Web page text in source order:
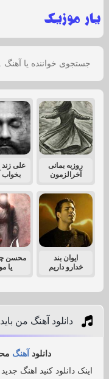
روزبه بمانی
آخرالزمون
علی زند
بخواب
ایوان بند
خدارو داریم
محسن
یا
دانلود آهنگ من
دانلود آهنگ
اینک دانلود کنید اهنگ